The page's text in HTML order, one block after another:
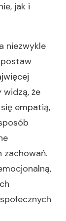
jak i
niezwykle
widzą, że
empatią,
zachowań.